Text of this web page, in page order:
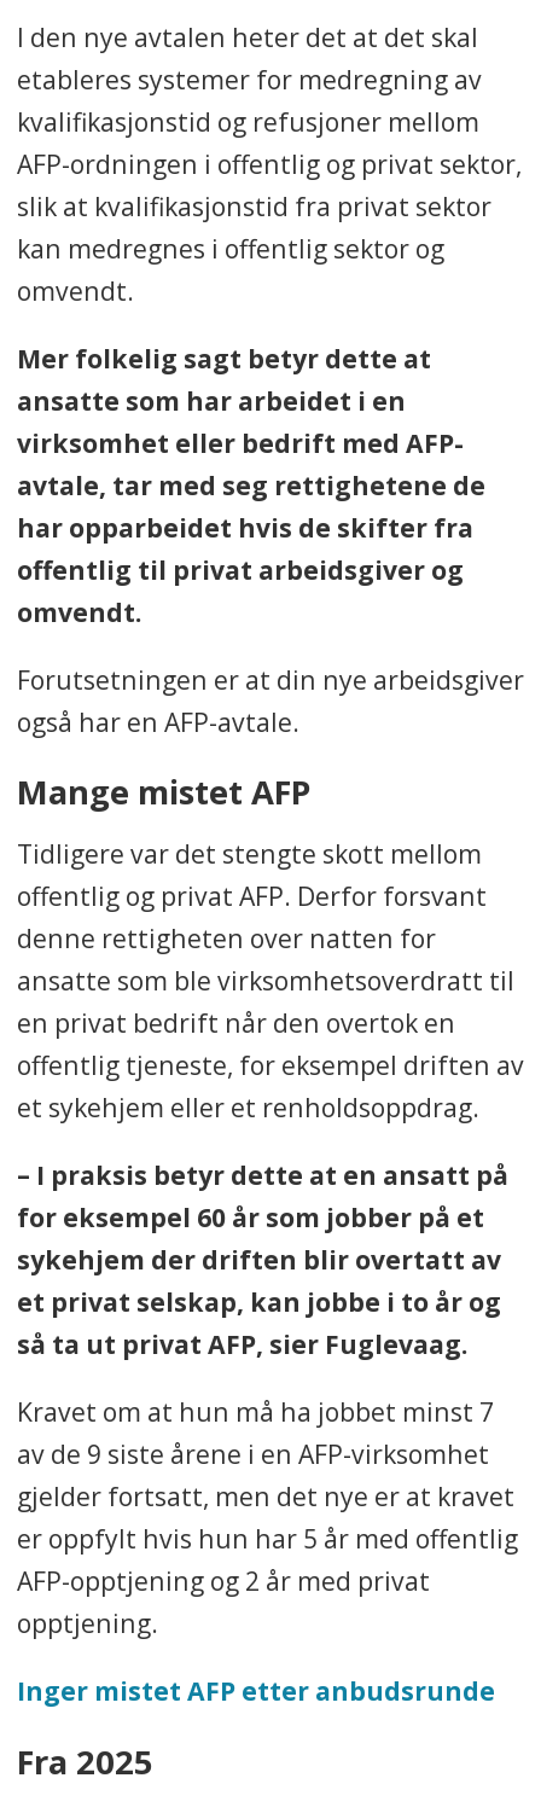
I den nye avtalen heter det at det skal
etableres systemer for medregning av
kvalifikasjonstid og refusjoner mellom
AFP-ordningen i offentlig og privat sektor,
slik at kvalifikasjonstid fra privat sektor
kan medregnes i offentlig sektor og
omvendt.
Mer folkelig sagt betyr dette at
ansatte som har arbeidet i en
virksomhet eller bedrift med AFP-
avtale, tar med seg rettighetene de
har opparbeidet hvis de skifter fra
offentlig til privat arbeidsgiver og
omvendt.
Forutsetningen er at din nye arbeidsgiver
også har en AFP-avtale.
Mange mistet AFP
Tidligere var det stengte skott mellom
offentlig og privat AFP. Derfor forsvant
denne rettigheten over natten for
ansatte som ble virksomhetsoverdratt til
en privat bedrift når den overtok en
offentlig tjeneste, for eksempel driften av
et sykehjem eller et renholdsoppdrag.
– I praksis betyr dette at en ansatt på
for eksempel 60 år som jobber på et
sykehjem der driften blir overtatt av
et privat selskap, kan jobbe i to år og
så ta ut privat AFP, sier Fuglevaag.
Kravet om at hun må ha jobbet minst 7
av de 9 siste årene i en AFP-virksomhet
gjelder fortsatt, men det nye er at kravet
er oppfylt hvis hun har 5 år med offentlig
AFP-opptjening og 2 år med privat
opptjening.
Inger mistet AFP etter anbudsrunde
Fra 2025